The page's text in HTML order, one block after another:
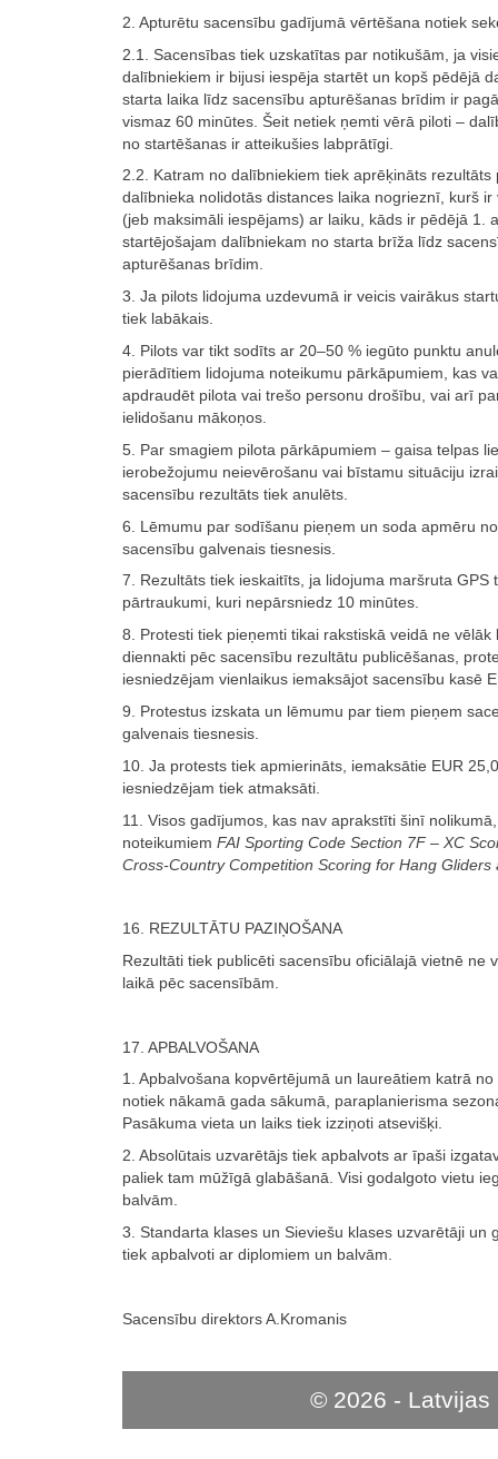
2. Apturētu sacensību gadījumā vērtēšana notiek
2.1. Sacensības tiek uzskatītas par notikušām, ja
dalībniekiem ir bijusi iespēja startēt un kopš pēdējā
starta laika līdz sacensību apturēšanas brīdim ir
vismaz 60 minūtes. Šeit netiek ņemti vērā piloti –
no startēšanas ir atteikušies labprātīgi.
2.2. Katram no dalībniekiem tiek aprēķināts rezultāts
dalībnieka nolidotās distances laika nogrieznī, kurš ir
(jeb maksimāli iespējams) ar laiku, kāds ir pēdējā 1.
startējošajam dalībniekam no starta brīža līdz
apturēšanas brīdim.
3. Ja pilots lidojuma uzdevumā ir veicis vairākus
tiek labākais.
4. Pilots var tikt sodīts ar 20–50 % iegūto punktu
pierādītiem lidojuma noteikumu pārkāpumiem, kas
apdraudēt pilota vai trešo personu drošību, vai arī
ielidošanu mākoņos.
5. Par smagiem pilota pārkāpumiem – gaisa telpas
ierobežojumu neievērošanu vai bīstamu situāciju
sacensību rezultāts tiek anulēts.
6. Lēmumu par sodīšanu pieņem un soda apmēru
sacensību galvenais tiesnesis.
7. Rezultāts tiek ieskaitīts, ja lidojuma maršruta GPS
pārtraukumi, kuri nepārsniedz 10 minūtes.
8. Protesti tiek pieņemti tikai rakstiskā veidā ne vēlāk
diennakti pēc sacensību rezultātu publicēšanas,
iesniedzējam vienlaikus iemaksājot sacensību kasē
9. Protestus izskata un lēmumu par tiem pieņem
galvenais tiesnesis.
10. Ja protests tiek apmierināts, iemaksātie EUR
iesniedzējam tiek atmaksāti.
11. Visos gadījumos, kas nav aprakstīti šinī
noteikumiem FAI Sporting Code Section 7F – XC
Cross-Country Competition Scoring for Hang Gliders
16. REZULTĀTU PAZIŅOŠANA
Rezultāti tiek publicēti sacensību oficiālajā vietnē ne
laikā pēc sacensībām.
17. APBALVOŠANA
1. Apbalvošana kopvērtējumā un laureātiem katrā
notiek nākamā gada sākumā, paraplanierisma
Pasākuma vieta un laiks tiek izziņoti atsevišķi.
2. Absolūtais uzvarētājs tiek apbalvots ar īpaši
paliek tam mūžīgā glabāšanā. Visi godalgoto vietu
balvām.
3. Standarta klases un Sieviešu klases uzvarētāji un
tiek apbalvoti ar diplomiem un balvām.
Sacensību direktors A.Kromanis
© 2026 - Latvijas